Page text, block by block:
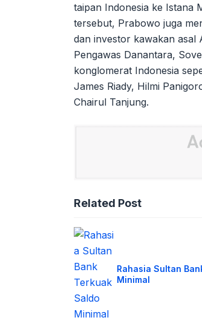
taipan Indonesia ke Istana
tersebut, Prabowo juga
dan investor kawakan asal
Pengawas Danantara,
konglomerat Indonesia
James Riady, Hilmi
Chairul Tanjung.
Related Post
Rahasia Sultan
Minimal